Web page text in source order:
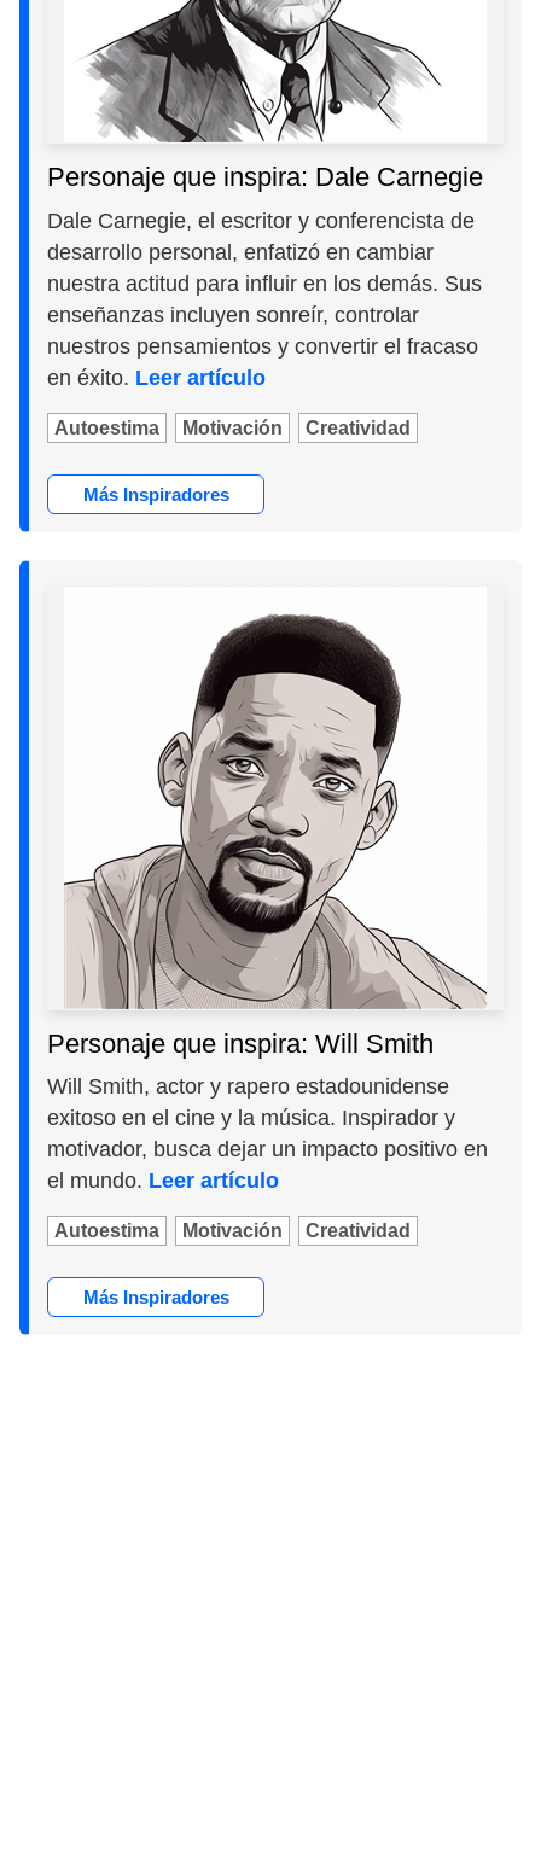
Personaje que inspira: Dale Carnegie
Dale Carnegie, el escritor y conferencista de
desarrollo personal, enfatizó en cambiar
nuestra actitud para influir en los demás. Sus
enseñanzas incluyen sonreír, controlar
nuestros pensamientos y convertir el fracaso
en éxito. Leer artículo
Autoestima Motivación Creatividad
Más Inspiradores
Personaje que inspira: Will Smith
Will Smith, actor y rapero estadounidense
exitoso en el cine y la música. Inspirador y
motivador, busca dejar un impacto positivo en
el mundo. Leer artículo
Autoestima Motivación Creatividad
Más Inspiradores